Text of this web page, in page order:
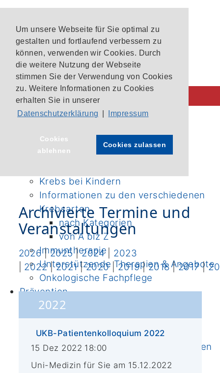
Um unsere Webseite für Sie optimal zu
gestalten und fortlaufend verbessern zu
können, verwenden wir Cookies. Durch
die weitere Nutzung der Webseite
stimmen Sie der Verwendung von Cookies
zu. Weitere Informationen zu Cookies
erhalten Sie in unserer
Datenschutzerklärung
Impressum
Cookies
ablehnen
Cookies zulassen
CIO-Patientenlotsen
Unsere Krebszentren
Krebs bei Kindern
Informationen zu den verschiedenen
Krebsarten
nach Kategorien
von A biz Z
Immuntherapie
Unterstützende Therapien & Angebote
Onkologische Fachpflege
Prävention
Ernährung
Bewegung
Darmkrebsvorsorge
Familiäre/erbliche Tumorerkrankungen
Fertilität
Startseite
Archivierte Termine und
Archivierte Termine und
Veranstaltungen
2026|2025|2024| 2023
2022|2021|2020|2019|2018|2017|
2022
UKB-Patientenkolloquium 2022
15 Dez 2022 18:00
Uni-Medizin für Sie am 15.12.2022